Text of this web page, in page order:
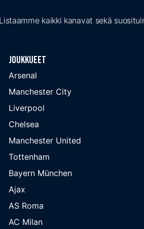
kaikki kanavat sekä
Joukkueet
Arsenal
Manchester City
Liverpool
Chelsea
Manchester United
Tottenham
Bayern München
Ajax
AS Roma
AC Milan